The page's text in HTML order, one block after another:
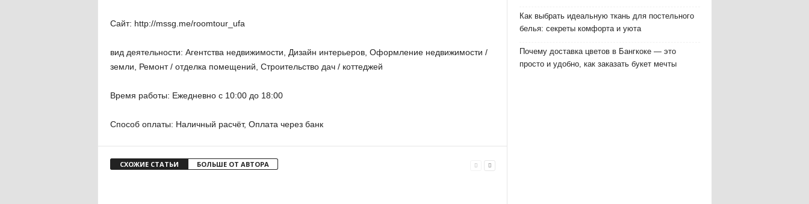
Сайт: http://mssg.me/roomtour_ufa
вид деятельности: Агентства недвижимости, Дизайн интерьеров, Оформление недвижимости /
земли, Ремонт / отделка помещений, Строительство дач / коттеджей
Время работы: Ежедневно с 10:00 до 18:00
Способ оплаты: Наличный расчёт, Оплата через банк
СХОЖИЕ СТАТЬИ БОЛЬШЕ ОТ АВТОРА
Как выбрать идеальную ткань для постельного
белья: секреты комфорта и уюта
Почему доставка цветов в Бангкоке — это
просто и удобно, как заказать букет мечты